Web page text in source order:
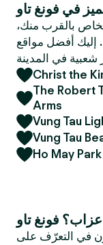
بالقرب منك،
إليك أفضل مواقع
Christ the
The Robert
Arms
Vung Tau
Vung Tau
Ho May Park
فونغ تاو
في التعرّف على